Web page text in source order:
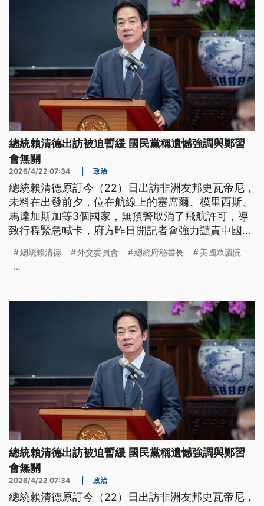
總統賴清德出訪被迫暫緩 國民黨稱遺憾強調與鄭習
會無關
2026/4/22 07:34 政治
總統賴清德原訂今（22）日出訪非洲友邦史瓦帝尼，
未料在出發前夕，位在航線上的塞席爾、模里西斯、
馬達加斯加等3個國家，無預警取消了飛航許可，導
致行程緊急喊卡，府方昨日開記者會強力譴責中國的
總統賴清德 外交委員會 總統府秘書長
美國眾議院
...
總統賴清德出訪被迫暫緩 國民黨稱遺憾強調與鄭習
會無關
2026/4/22 07:34 政治
總統賴清德原訂今（22）日出訪非洲友邦史瓦帝尼，